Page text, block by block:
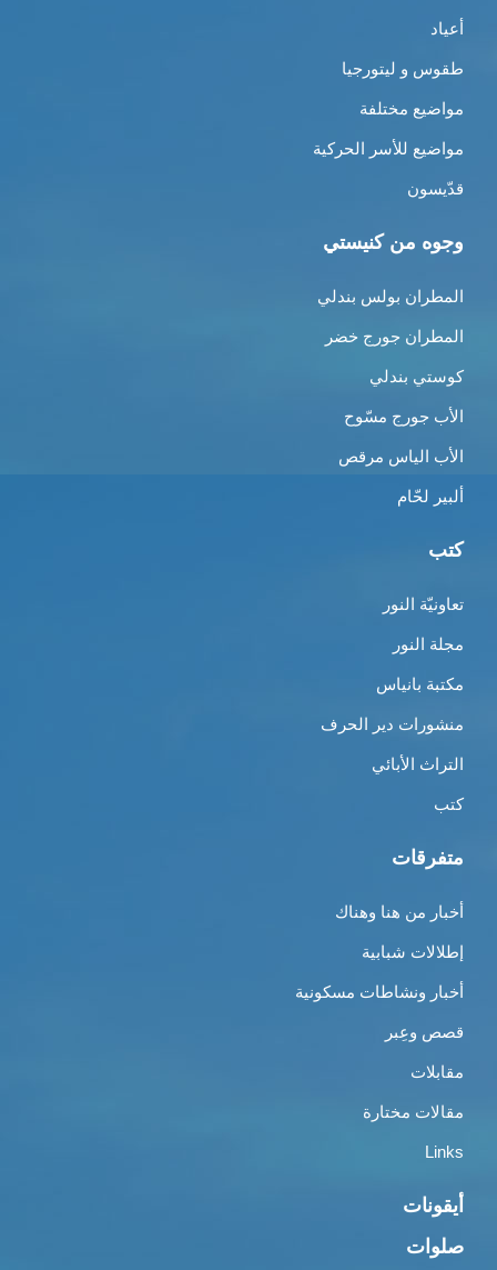
أعياد
طقوس و ليتورجيا
مواضيع مختلفة
مواضيع للأسر الحركية
قدّيسون
وجوه من كنيستي
المطران بولس بندلي
المطران جورج خضر
كوستي بندلي
الأب جورج مسّوح
الأب الياس مرقص
ألبير لحّام
كتب
تعاونيّة النور
مجلة النور
مكتبة بانياس
منشورات دير الحرف
التراث الأبائي
كتب
متفرقات
أخبار من هنا وهناك
إطلالات شبابية
أخبار ونشاطات مسكونية
قصص وعِبر
مقابلات
مقالات مختارة
Links
أيقونات
صلوات